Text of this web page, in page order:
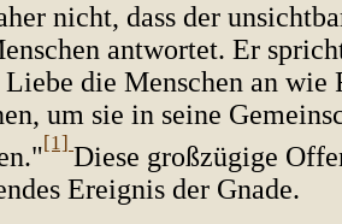
nicht, dass der
antwortet. Er
die Menschen an wie
um sie in seine
[1] Diese großzügige
Ereignis der Gnade.